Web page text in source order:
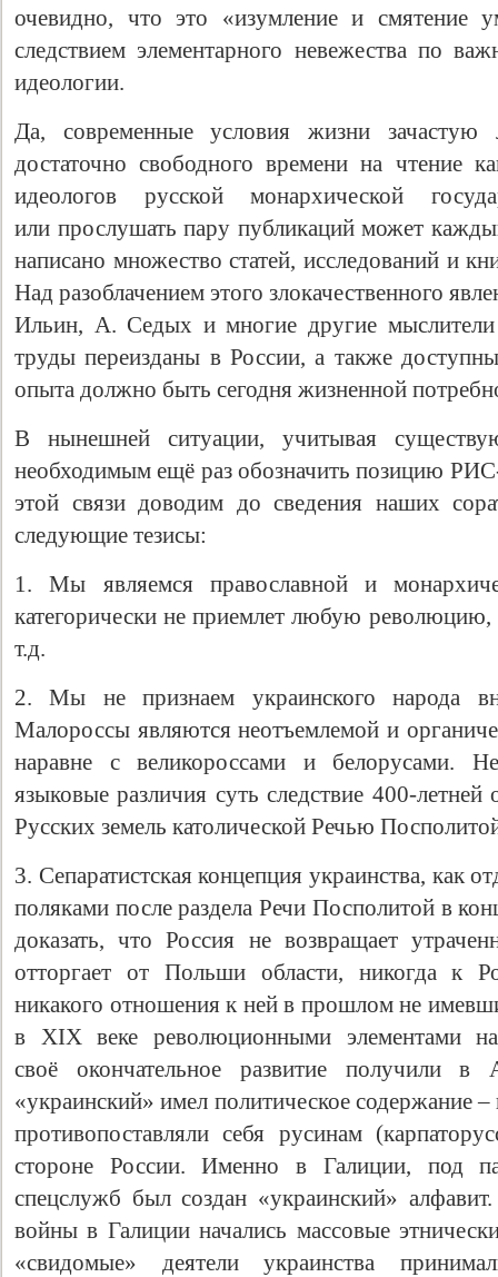
очевидно, что это «изумление и смятение
следствием элементарного невежества по
идеологии.
Да, современные условия жизни
достаточно свободного времени на чтение
идеологов русской монархической
или прослушать пару публикаций может
написано множество статей, исследований и
Над разоблачением этого злокачественного
Ильин, А. Седых и многие другие
труды переизданы в России, а также
опыта должно быть сегодня жизненной
В нынешней ситуации, учитывая
необходимым ещё раз обозначить позицию
этой связи доводим до сведения наших
следующие тезисы:
1. Мы являемся православной и
категорически не приемлет любую
т.д.
2. Мы не признаем украинского народа
Малороссы являются неотъемлемой и
наравне с великороссами и белорусами.
языковые различия суть следствие 400-
Русских земель католической Речью
3. Сепаратистская концепция украинства, как
поляками после раздела Речи Посполитой в
доказать, что Россия не возвращает
отторгает от Польши области, никогда к
никакого отношения к ней в прошлом не
в XIX веке революционными элементами
своё окончательное развитие получили в
«украинский» имел политическое содержание
противопоставляли себя русинам
стороне России. Именно в Галиции, под
спецслужб был создан «украинский»
войны в Галиции начались массовые
«свидомые» деятели украинства
Свидетельство